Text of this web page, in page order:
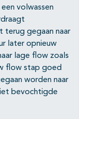
volwassen
terug gegaan naar
later opnieuw
lage flow zoals
flow stap goed
worden naar
bevochtigde